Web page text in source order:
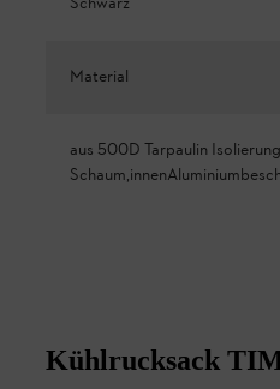
Material
aus 500D Tarpaulin
Kühlrucksack